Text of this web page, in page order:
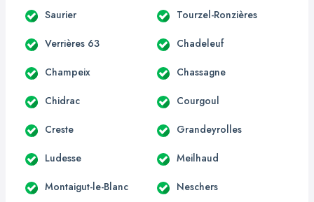
Saurier Tourzel-Ronzières
Verrières 63 Chadeleuf
Champeix Chassagne
Chidrac Courgoul
Creste Grandeyrolles
Ludesse Meilhaud
Montaigut-le-Blanc Neschers